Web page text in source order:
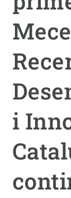
i
PARTICIPA
NOTÍCIES I